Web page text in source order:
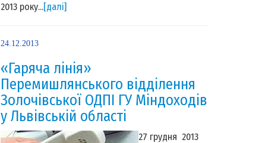
2013 року...[далі]
24.12.2013
«Гаряча лінія»
Перемишлянського відділення
Золочівської ОДПІ ГУ Міндоходів
у Львівській області
27 грудня 2013